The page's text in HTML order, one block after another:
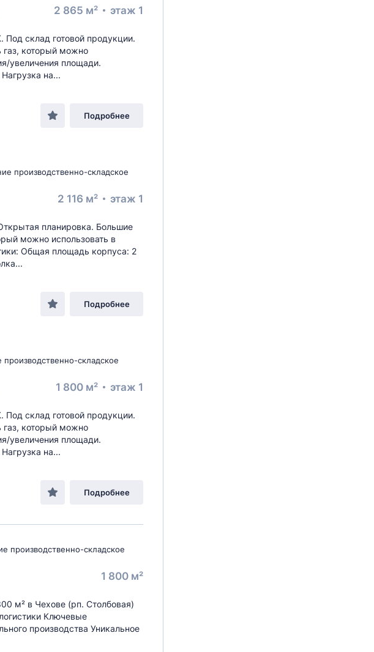
2 865 м² этаж 1
склад готовой продукции.
газ, который можно
увеличения площади.
на...
Подробнее
производственно-складское
2 116 м² этаж 1
планировка. Большие
можно использовать в
Общая площадь корпуса: 2
Подробнее
складское
1 800 м² этаж 1
склад готовой продукции.
газ, который можно
увеличения площади.
на...
Подробнее
производственно-складское
1 800 м²
м² в Чехове (рп. Столбовая)
Ключевые
производства Уникальное